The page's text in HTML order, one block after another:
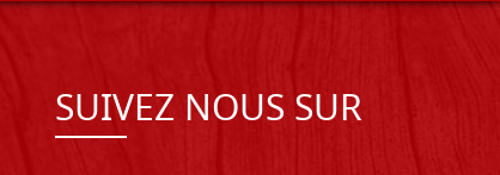
SUIVEZ NOUS SUR